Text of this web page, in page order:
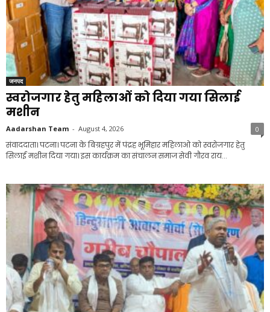
जनपद
स्वरोजगार हेतु महिलाओं को दिया गया सिलाई
मशीन
Aadarshan Team - August 4, 2026 0
संवाददाता। पटना। पटना के बिग्रहपुर में पंद्रह भूमिहार महिलाओ को स्वरोजगार हेतु
सिलाई मशीन दिया गया। इस कार्यक्रम का संचालन समाज सेवी गौरव राय...